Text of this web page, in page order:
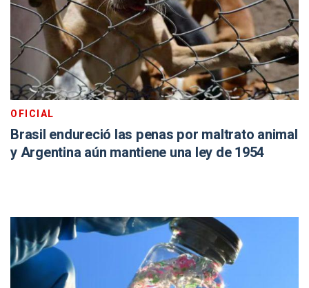
OFICIAL
Brasil endureció las penas por maltrato animal
y Argentina aún mantiene una ley de 1954